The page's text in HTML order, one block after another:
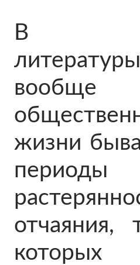
В
вообще
жизни
периоды
отчаяния,
которых